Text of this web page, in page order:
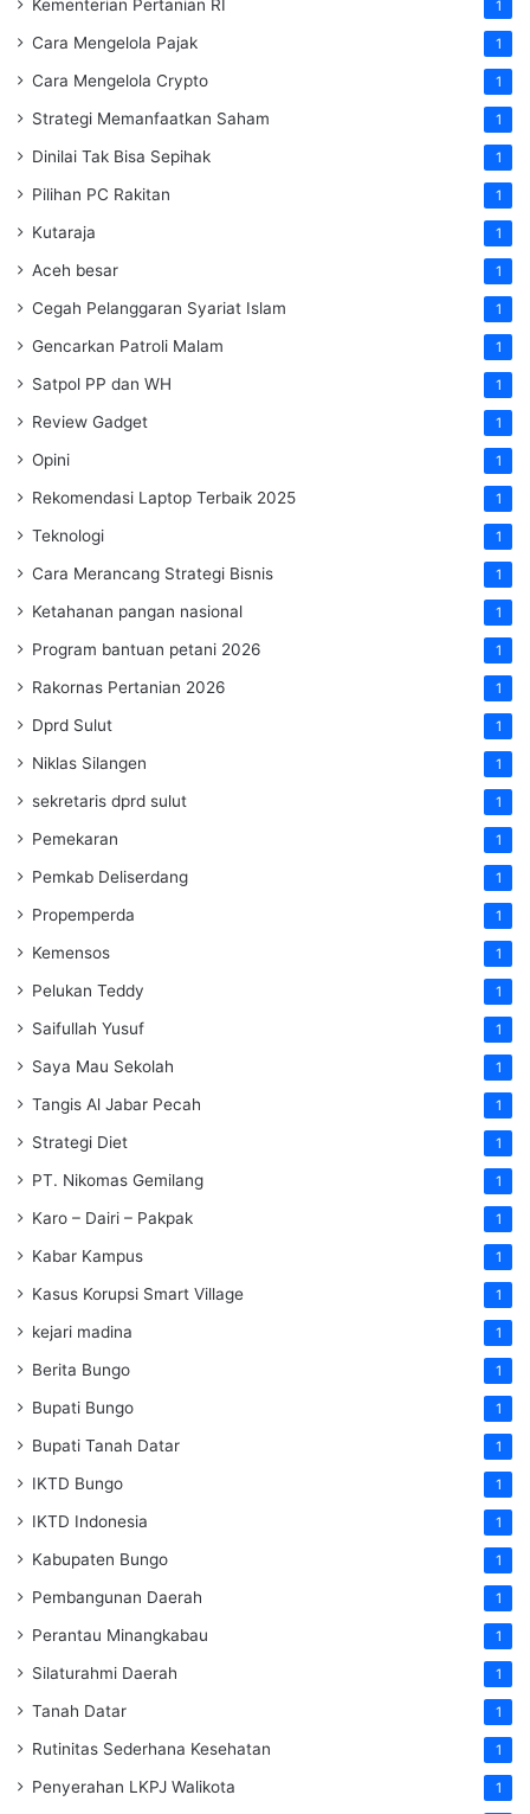
Kementerian Pertanian RI 1
Cara Mengelola Pajak 1
Cara Mengelola Crypto 1
Strategi Memanfaatkan Saham 1
Dinilai Tak Bisa Sepihak 1
Pilihan PC Rakitan 1
Kutaraja 1
Aceh besar 1
Cegah Pelanggaran Syariat Islam 1
Gencarkan Patroli Malam 1
Satpol PP dan WH 1
Review Gadget 1
Opini 1
Rekomendasi Laptop Terbaik 2025 1
Teknologi 1
Cara Merancang Strategi Bisnis 1
Ketahanan pangan nasional 1
Program bantuan petani 2026 1
Rakornas Pertanian 2026 1
Dprd Sulut 1
Niklas Silangen 1
sekretaris dprd sulut 1
Pemekaran 1
Pemkab Deliserdang 1
Propemperda 1
Kemensos 1
Pelukan Teddy 1
Saifullah Yusuf 1
Saya Mau Sekolah 1
Tangis Al Jabar Pecah 1
Strategi Diet 1
PT. Nikomas Gemilang 1
Karo – Dairi – Pakpak 1
Kabar Kampus 1
Kasus Korupsi Smart Village 1
kejari madina 1
Berita Bungo 1
Bupati Bungo 1
Bupati Tanah Datar 1
IKTD Bungo 1
IKTD Indonesia 1
Kabupaten Bungo 1
Pembangunan Daerah 1
Perantau Minangkabau 1
Silaturahmi Daerah 1
Tanah Datar 1
Rutinitas Sederhana Kesehatan 1
Penyerahan LKPJ Walikota 1